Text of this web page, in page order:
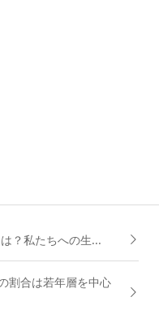
？私たちへの生...
割合は若年層を中心